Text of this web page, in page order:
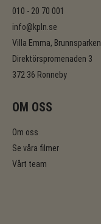
010 - 20 70 001
info@kpln.se
Villa Emma, Brunnsparken
Direktörspromenaden 3
372 36 Ronneby
OM OSS
Om oss
Se våra filmer
Vårt team